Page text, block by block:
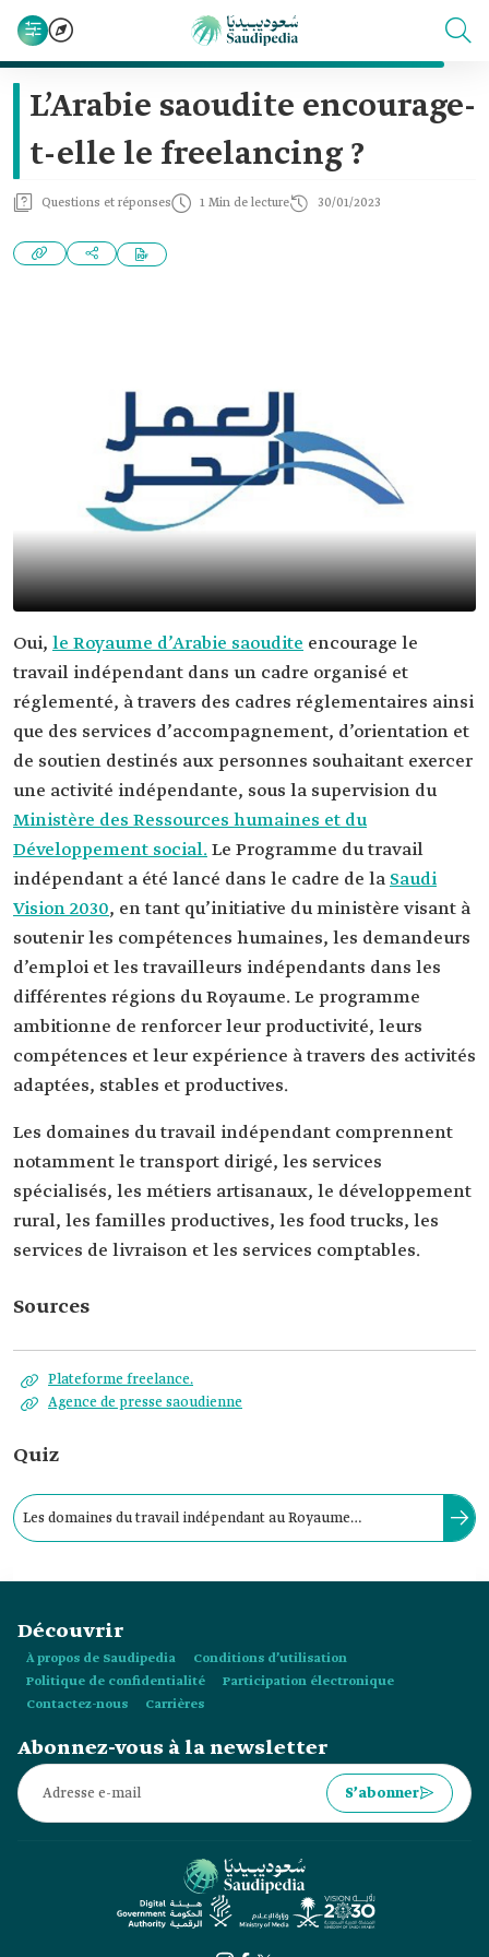
L’Arabie saoudite encourage-
t-elle le freelancing ?
Questions et réponses 1 Min de lecture 30/01/2023
Oui, le Royaume d’Arabie saoudite encourage le
travail indépendant dans un cadre organisé et
réglementé, à travers des cadres réglementaires ainsi
que des services d’accompagnement, d’orientation et
de soutien destinés aux personnes souhaitant exercer
une activité indépendante, sous la supervision du
Ministère des Ressources humaines et du
Développement social.Le Programme du travail
indépendant a été lancé dans le cadre de la Saudi
Vision 2030, en tant qu’initiative du ministère visant à
soutenir les compétences humaines, les demandeurs
d’emploi et les travailleurs indépendants dans les
différentes régions du Royaume. Le programme
ambitionne de renforcer leur productivité, leurs
compétences et leur expérience à travers des activités
adaptées, stables et productives.
Les domaines du travail indépendant comprennent
notamment le transport dirigé, les services
spécialisés, les métiers artisanaux, le développement
rural, les familles productives, les food trucks, les
services de livraison et les services comptables.
Sources
Plateforme freelance.
Agence de presse saoudienne
Quiz
Les domaines du travail indépendant au Royaume
Découvrir
À propos de Saudipedia
Conditions d’utilisation
Politique de confidentialité
Participation électronique
Contactez-nous
Carrières
Abonnez-vous à la newsletter
S’abonner